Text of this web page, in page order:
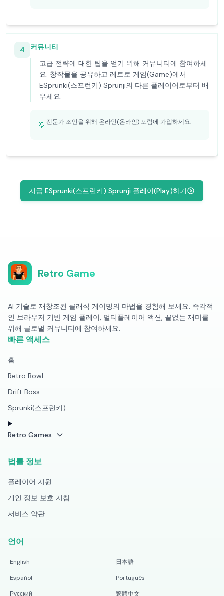
4
커뮤니티
고급 전략에 대한 팁을 얻기 위해 커뮤니티에 참여하세
요. 창작물을 공유하고 레트로 게임(Game)에서
ESprunki(스프런키) Sprunji의 다른 플레이어로부터 배
우세요.
💡전문가 조언을 위해 온라인(온라인) 포럼에 가입하세요.
지금 ESprunki(스프런키) Sprunji 플레이(Play)하기
Retro Game
AI 기술로 재창조된 클래식 게이밍의 마법을 경험해 보세요. 즉각적
인 브라우저 기반 게임 플레이, 멀티플레이어 액션, 끝없는 재미를
위해 글로벌 커뮤니티에 참여하세요.
빠른 액세스
홈
Retro Bowl
Drift Boss
Sprunki(스프런키)
Retro Games
법률 정보
플레이어 지원
개인 정보 보호 지침
서비스 약관
언어
English
日本語
Español
Português
Русский
繁體中文